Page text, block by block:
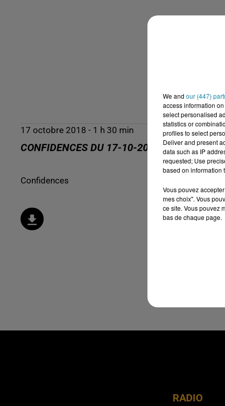
17 octobre 2018 - 1 h 30 min
CONFIDENCES DU 17-10-2018
Confidences
RADIO
We and our (447)
access information
select personalised
statistics or
profiles to select
Deliver and present
data such as IP
requested; Use
based on information
Vous pouvez
mes choix". Vous
ce site. Vous pouvez
bas de chaque page.